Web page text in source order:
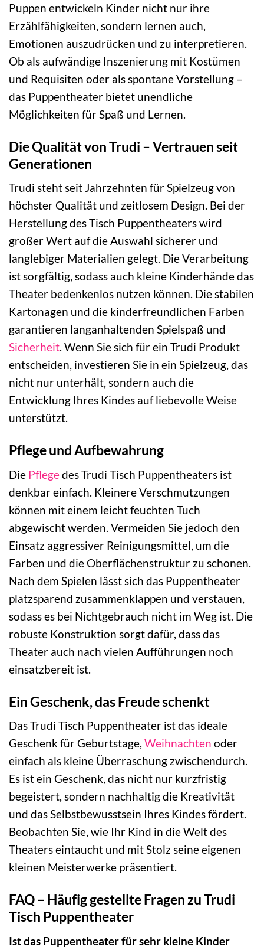
Puppen entwickeln Kinder nicht nur ihre
Erzählfähigkeiten, sondern lernen auch,
Emotionen auszudrücken und zu interpretieren.
Ob als aufwändige Inszenierung mit Kostümen
und Requisiten oder als spontane Vorstellung –
das Puppentheater bietet unendliche
Möglichkeiten für Spaß und Lernen.
Die Qualität von Trudi – Vertrauen seit
Generationen
Trudi steht seit Jahrzehnten für Spielzeug von
höchster Qualität und zeitlosem Design. Bei der
Herstellung des Tisch Puppentheaters wird
großer Wert auf die Auswahl sicherer und
langlebiger Materialien gelegt. Die Verarbeitung
ist sorgfältig, sodass auch kleine Kinderhände das
Theater bedenkenlos nutzen können. Die stabilen
Kartonagen und die kinderfreundlichen Farben
garantieren langanhaltenden Spielspaß und
Sicherheit. Wenn Sie sich für ein Trudi Produkt
entscheiden, investieren Sie in ein Spielzeug, das
nicht nur unterhält, sondern auch die
Entwicklung Ihres Kindes auf liebevolle Weise
unterstützt.
Pflege und Aufbewahrung
Die Pflegedes Trudi Tisch Puppentheaters ist
denkbar einfach. Kleinere Verschmutzungen
können mit einem leicht feuchten Tuch
abgewischt werden. Vermeiden Sie jedoch den
Einsatz aggressiver Reinigungsmittel, um die
Farben und die Oberflächenstruktur zu schonen.
Nach dem Spielen lässt sich das Puppentheater
platzsparend zusammenklappen und verstauen,
sodass es bei Nichtgebrauch nicht im Weg ist. Die
robuste Konstruktion sorgt dafür, dass das
Theater auch nach vielen Aufführungen noch
einsatzbereit ist.
Ein Geschenk, das Freude schenkt
Das Trudi Tisch Puppentheater ist das ideale
Geschenk für Geburtstage, Weihnachten oder
einfach als kleine Überraschung zwischendurch.
Es ist ein Geschenk, das nicht nur kurzfristig
begeistert, sondern nachhaltig die Kreativität
und das Selbstbewusstsein Ihres Kindes fördert.
Beobachten Sie, wie Ihr Kind in die Welt des
Theaters eintaucht und mit Stolz seine eigenen
kleinen Meisterwerke präsentiert.
FAQ – Häufig gestellte Fragen zu Trudi
Tisch Puppentheater
Ist das Puppentheater für sehr kleine Kinder